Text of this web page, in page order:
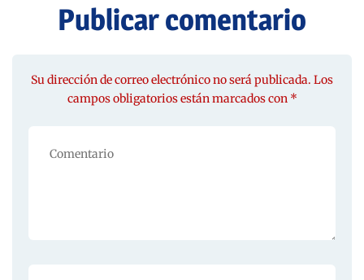
Publicar comentario
Su dirección de correo electrónico no será publicada. Los
campos obligatorios están marcados con *